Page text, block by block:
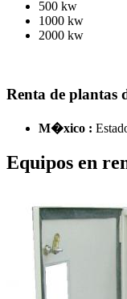
500 kw
1000 kw
2000 kw
Renta de plantas
M�xico :
Equipos en